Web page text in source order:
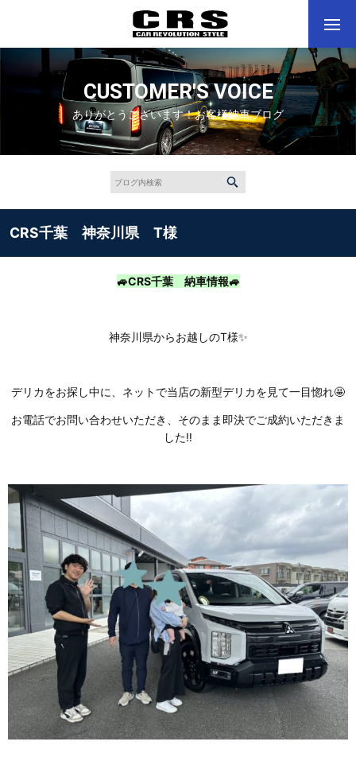
CUSTOMER'S VOICE
ありがとうございます！お客様納車ブログ
CRS千葉 神奈川県 T様
🚙CRS千葉 納車情報🚙
神奈川県からお越しのT様✨
デリカをお探し中に、ネットで当店の新型デリカを見て一目惚れ🤩
お電話でお問い合わせいただき、そのまま即決でご成約いただきま
した‼